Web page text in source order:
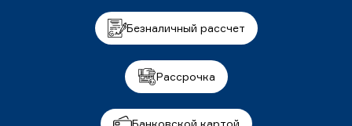
Безналичный рассчет
Рассрочка
Банковской картой